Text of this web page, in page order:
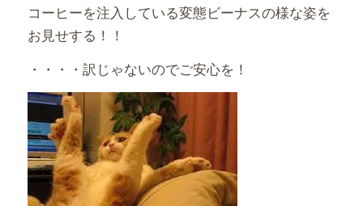
コーヒーを注入している変態ビーナスの様な姿を
お見せする！！
・・・・訳じゃないのでご安心を！